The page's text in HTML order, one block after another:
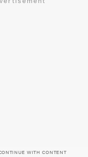
WITH CONTENT